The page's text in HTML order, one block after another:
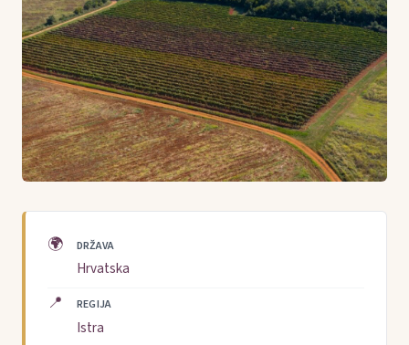
🌍 DRŽAVA
Hrvatska
📍 REGIJA
Istra